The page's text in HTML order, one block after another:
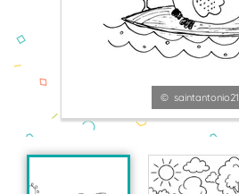
© saintantonio21